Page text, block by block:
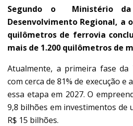
Segundo o Ministério
Desenvolvimento Regional, a
quilômetros de ferrovia
mais de 1.200 quilômetros de
Atualmente, a primeira fase da
com cerca de 81% de execução e
essa etapa em 2027. O
9,8 bilhões em investimentos de
R$ 15 bilhões.